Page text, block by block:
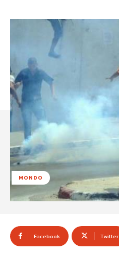
MONDO
Facebook Twitter